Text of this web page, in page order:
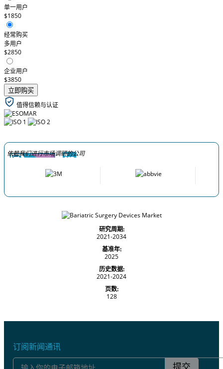
单一用户
$1850
经常购买
多用户
$2850
企业用户
$3850
立即购买
值得信赖与认证
依赖我们进行市场调研的公司
研究周期:
2021-2034
基准年:
2025
历史数据:
2021-2024
页数:
128
订阅新闻通讯
提交